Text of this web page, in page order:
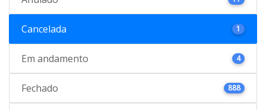
Cancelada 1
Em andamento 4
Fechado 888